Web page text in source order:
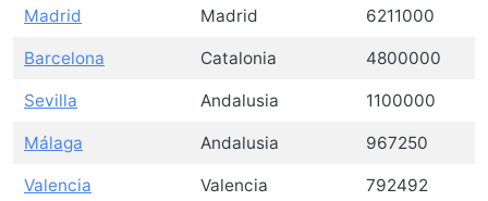
Madrid Madrid 6211000
Barcelona Catalonia 4800000
Sevilla Andalusia 1100000
Málaga Andalusia 967250
Valencia Valencia 792492